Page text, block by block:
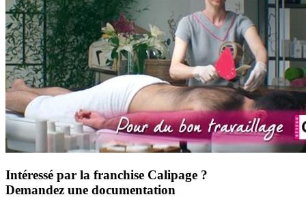
Intéressé par la franchise Calipage ?
Demandez une documentation